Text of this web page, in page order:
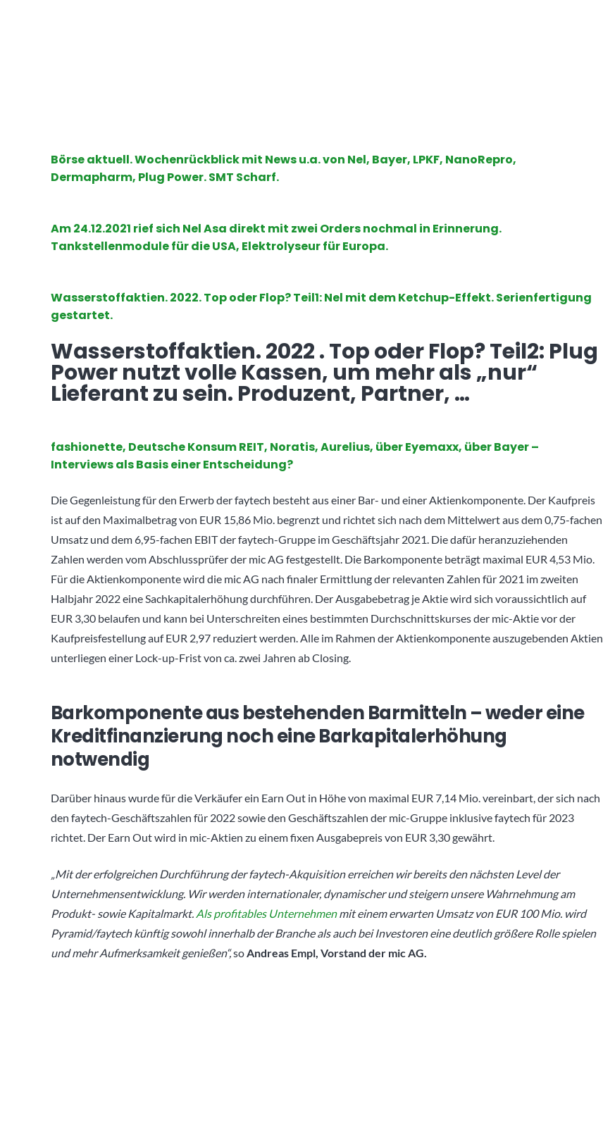
Börse aktuell. Wochenrückblick mit News u.a. von Nel, Bayer, LPKF, NanoRepro,
Dermapharm, Plug Power. SMT Scharf.
Am 24.12.2021 rief sich Nel Asa direkt mit zwei Orders nochmal in Erinnerung.
Tankstellenmodule für die USA, Elektrolyseur für Europa.
Wasserstoffaktien. 2022. Top oder Flop? Teil1: Nel mit dem Ketchup-Effekt. Serienfertigung
gestartet.
Wasserstoffaktien. 2022 . Top oder Flop? Teil2: Plug
Power nutzt volle Kassen, um mehr als „nur“
Lieferant zu sein. Produzent, Partner, …
fashionette, Deutsche Konsum REIT, Noratis, Aurelius, über Eyemaxx, über Bayer –
Interviews als Basis einer Entscheidung?
Die Gegenleistung für den Erwerb der faytech besteht aus einer Bar- und einer Aktienkomponente. Der Kaufpreis
ist auf den Maximalbetrag von EUR 15,86 Mio. begrenzt und richtet sich nach dem Mittelwert aus dem 0,75-fachen
Umsatz und dem 6,95-fachen EBIT der faytech-Gruppe im Geschäftsjahr 2021. Die dafür heranzuziehenden
Zahlen werden vom Abschlussprüfer der mic AG festgestellt. Die Barkomponente beträgt maximal EUR 4,53 Mio.
Für die Aktienkomponente wird die mic AG nach finaler Ermittlung der relevanten Zahlen für 2021 im zweiten
Halbjahr 2022 eine Sachkapitalerhöhung durchführen. Der Ausgabebetrag je Aktie wird sich voraussichtlich auf
EUR 3,30 belaufen und kann bei Unterschreiten eines bestimmten Durchschnittskurses der mic-Aktie vor der
Kaufpreisfestellung auf EUR 2,97 reduziert werden. Alle im Rahmen der Aktienkomponente auszugebenden Aktien
unterliegen einer Lock-up-Frist von ca. zwei Jahren ab Closing.
Barkomponente aus bestehenden Barmitteln – weder eine
Kreditfinanzierung noch eine Barkapitalerhöhung
notwendig
Darüber hinaus wurde für die Verkäufer ein Earn Out in Höhe von maximal EUR 7,14 Mio. vereinbart, der sich nach
den faytech-Geschäftszahlen für 2022 sowie den Geschäftszahlen der mic-Gruppe inklusive faytech für 2023
richtet. Der Earn Out wird in mic-Aktien zu einem fixen Ausgabepreis von EUR 3,30 gewährt.
„Mit der erfolgreichen Durchführung der faytech-Akquisition erreichen wir bereits den nächsten Level der
Unternehmensentwicklung. Wir werden internationaler, dynamischer und steigern unsere Wahrnehmung am
Produkt- sowie Kapitalmarkt. Als profitables Unternehmenmit einem erwarten Umsatz von EUR 100 Mio. wird
Pyramid/faytech künftig sowohl innerhalb der Branche als auch bei Investoren eine deutlich größere Rolle spielen
und mehr Aufmerksamkeit genießen“,soAndreas Empl, Vorstand der mic AG.